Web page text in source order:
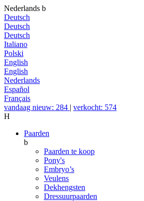
Nederlands b
Deutsch
Deutsch
Deutsch
Italiano
Polski
English
English
Nederlands
Español
Français
vandaag nieuw: 284 | verkocht: 574
H
Paarden
b
Paarden te koop
Pony's
Embryo’s
Veulens
Dekhengsten
Dressuurpaarden